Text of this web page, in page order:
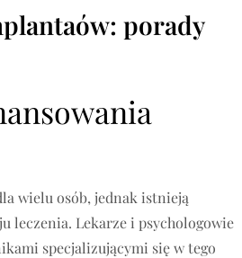
porady
wielu osób, jednak istnieją
leczenia. Lekarze i psychologowie
specjalizującymi się w tego